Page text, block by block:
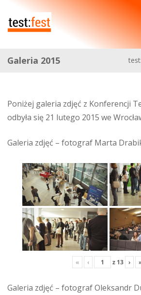
Galeria 2015
Poniżej galeria zdjęć z Konferencji
odbyła się 21 lutego 2015 we
Galeria zdjęć – fotograf Marta
« ‹ z 13 ›
Galeria zdjęć – fotograf Oleksandr